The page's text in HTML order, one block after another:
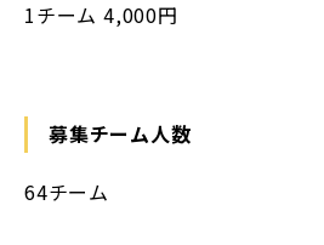
1チーム 4,000円
募集チーム人数
64チーム